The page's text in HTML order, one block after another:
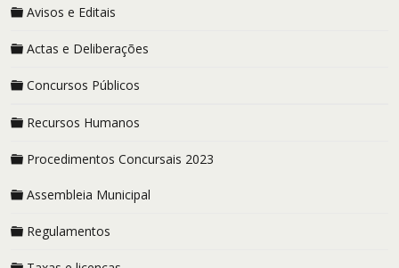
Avisos e Editais
Actas e Deliberações
Concursos Públicos
Recursos Humanos
Procedimentos Concursais 2023
Assembleia Municipal
Regulamentos